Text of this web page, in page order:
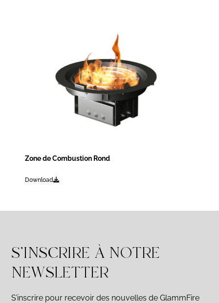
Zone de Combustion Rond
Download
S'INSCRIRE À NOTRE
NEWSLETTER
S’inscrire pour recevoir des nouvelles de GlammFire